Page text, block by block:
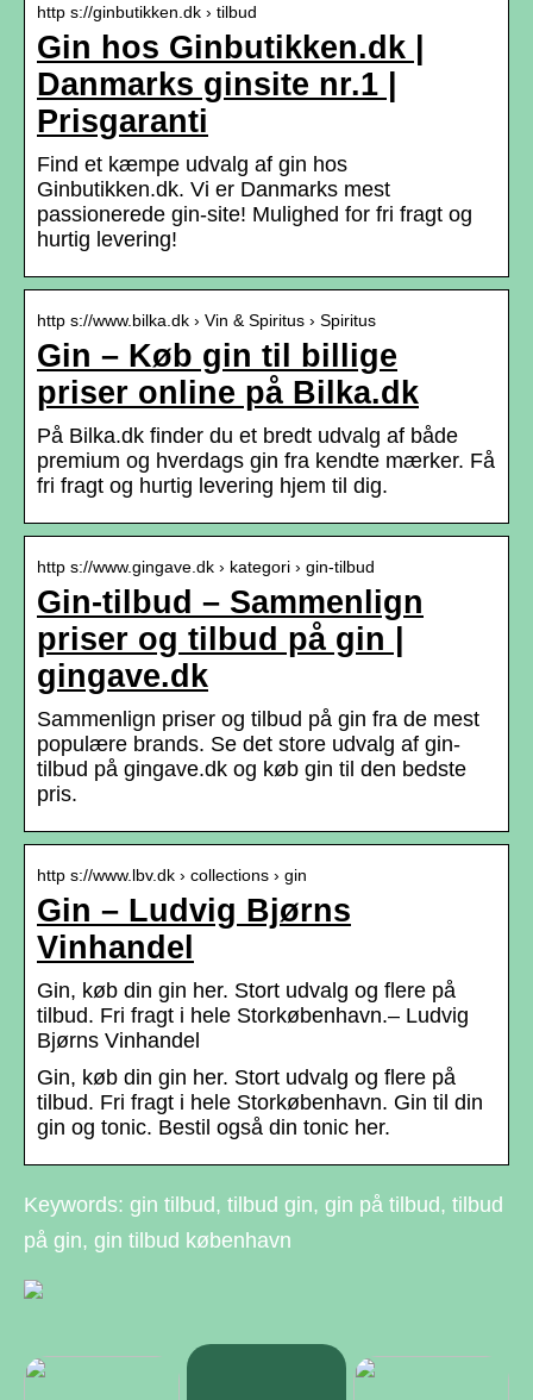
http s://ginbutikken.dk › tilbud
Gin hos Ginbutikken.dk |
Danmarks ginsite nr.1 |
Prisgaranti
Find et kæmpe udvalg af gin hos
Ginbutikken.dk. Vi er Danmarks mest
passionerede gin-site! Mulighed for fri fragt og
hurtig levering!
http s://www.bilka.dk › Vin & Spiritus › Spiritus
Gin – Køb gin til billige
priser online på Bilka.dk
På Bilka.dk finder du et bredt udvalg af både
premium og hverdags gin fra kendte mærker. Få
fri fragt og hurtig levering hjem til dig.
http s://www.gingave.dk › kategori › gin-tilbud
Gin-tilbud – Sammenlign
priser og tilbud på gin |
gingave.dk
Sammenlign priser og tilbud på gin fra de mest
populære brands. Se det store udvalg af gin-
tilbud på gingave.dk og køb gin til den bedste
pris.
http s://www.lbv.dk › collections › gin
Gin – Ludvig Bjørns
Vinhandel
Gin, køb din gin her. Stort udvalg og flere på
tilbud. Fri fragt i hele Storkøbenhavn.– Ludvig
Bjørns Vinhandel
Gin, køb din gin her. Stort udvalg og flere på
tilbud. Fri fragt i hele Storkøbenhavn. Gin til din
gin og tonic. Bestil også din tonic her.
Keywords: gin tilbud, tilbud gin, gin på tilbud, tilbud
på gin, gin tilbud københavn